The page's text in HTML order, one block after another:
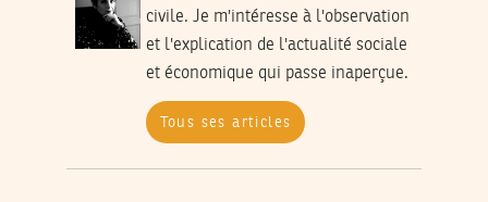
civile. Je m'intéresse à l'observation
et l'explication de l'actualité sociale
et économique qui passe inaperçue.
Tous ses articles